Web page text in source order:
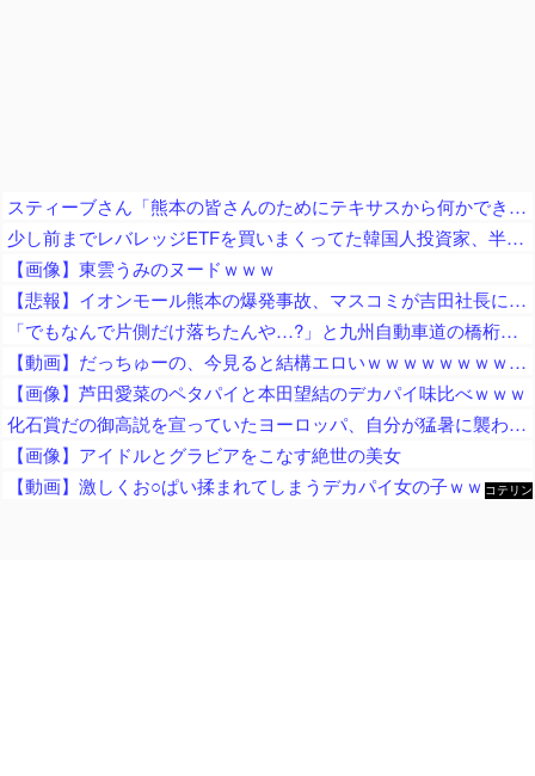
スティーブさん「熊本の皆さんのためにテキサスから何かできないか」TX州で熊本地震復興支援イベント「多くの方々が熊本のために募金、責任を持って日本へ送金いたします」
少し前までレバレッジETFを買いまくってた韓国人投資家、半導体株が下落局面に突入したと判断した途端に……
【画像】東雲うみのヌードｗｗｗ
【悲報】イオンモール熊本の爆発事故、マスコミが吉田社長にイオンのせいでガス漏れたと言わんばかりのガン詰め記者会見がネットで話題に → ………
「でもなんで片側だけ落ちたんや…?」と九州自動車道の橋桁の様子に土木関係者が困惑、橋桁が残ったことは大絶賛するも……
【動画】だっちゅーの、今見ると結構エロいｗｗｗｗｗｗｗｗｗｗｗ
【画像】芦田愛菜のペタパイと本田望結のデカパイ味比べｗｗｗ
化石賞だの御高説を宣っていたヨーロッパ、自分が猛暑に襲われると為すすべべもなくダメージを受けてしまい……
【画像】アイドルとグラビアをこなす絶世の美女
【動画】激しくお○ぱい揉まれてしまうデカパイ女の子ｗｗｗｗｗｗｗｗ
コテリン